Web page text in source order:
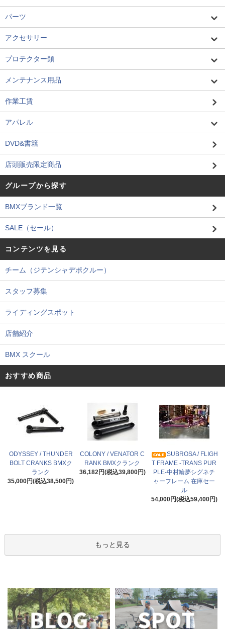
パーツ
アクセサリー
プロテクター類
メンテナンス用品
作業工賃
アパレル
DVD&書籍
店頭販売限定商品
グループから探す
BMXブランド一覧
SALE（セール）
コンテンツを見る
チーム（ジテンシャデポクルー）
スタッフ募集
ライディングスポット
店舗紹介
BMX スクール
おすすめ商品
ODYSSEY / THUNDER
BOLT CRANKS BMXク
ランク
35,000円(税込38,500円)
COLONY / VENATOR C
RANK BMXクランク
36,182円(税込39,800円)
SUBROSA / FLIGH
T FRAME -TRANS PUR
PLE-中村輪夢シグネチ
ャーフレーム 在庫セー
ル
54,000円(税込59,400円)
もっと見る